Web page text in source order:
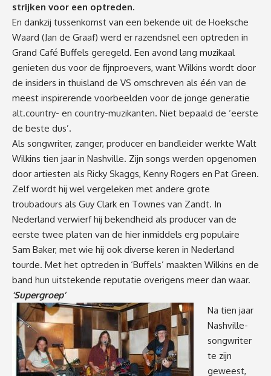
strijken voor een optreden.
En dankzij tussenkomst van een bekende uit de Hoeksche
Waard (Jan de Graaf) werd er razendsnel een optreden in
Grand Café Buffels geregeld. Een avond lang muzikaal
genieten dus voor de fijnproevers, want Wilkins wordt door
de insiders in thuisland de VS omschreven als één van de
meest inspirerende voorbeelden voor de jonge generatie
alt.country- en country-muzikanten. Niet bepaald de ‘eerste
de beste dus’.
Als songwriter, zanger, producer en bandleider werkte Walt
Wilkins tien jaar in Nashville. Zijn songs werden opgenomen
door artiesten als Ricky Skaggs, Kenny Rogers en Pat Green.
Zelf wordt hij wel vergeleken met andere grote
troubadours als Guy Clark en Townes van Zandt. In
Nederland verwierf hij bekendheid als producer van de
eerste twee platen van de hier inmiddels erg populaire
Sam Baker, met wie hij ook diverse keren in Nederland
tourde. Met het optreden in ‘Buffels’ maakten Wilkins en de
band hun uitstekende reputatie overigens meer dan waar.
‘Supergroep’
Na tien jaar
Nashville-
songwriter
te zijn
geweest,